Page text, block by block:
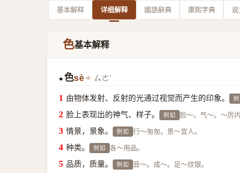
基本解释 详细解释 國語辭典 康熙字典 说
色基本解释
● 色sè ㄙㄜˋ
由物体发射、反射的光通过视觉而产生的印象。
脸上表现出的神气、样子。 例如 脸～。气～。～厉内
情景，景象。 例如 行～匆匆。景～宜人。
种类。 例如 各～用品。
品质，质量。 例如 音～。成～。足～纹银。